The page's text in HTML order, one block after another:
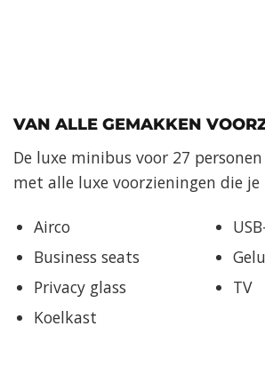
VAN ALLE GEMAKKEN
De luxe minibus voor 27
met alle luxe voorzieningen die je
Airco
Business seats
Privacy glass
Koelkast
TV